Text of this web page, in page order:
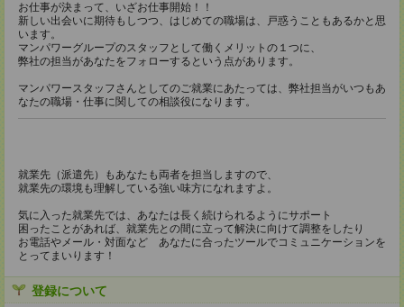
お仕事が決まって、いざお仕事開始！！
新しい出会いに期待もしつつ、はじめての職場は、戸惑うこともあるかと思
います。
マンパワーグループのスタッフとして働くメリットの１つに、
弊社の担当があなたをフォローするという点があります。
マンパワースタッフさんとしてのご就業にあたっては、弊社担当がいつもあ
なたの職場・仕事に関しての相談役になります。
就業先（派遣先）もあなたも両者を担当しますので、
就業先の環境も理解している強い味方になれますよ。
気に入った就業先では、あなたは長く続けられるようにサポート
困ったことがあれば、就業先との間に立って解決に向けて調整をしたり
お電話やメール・対面など あなたに合ったツールでコミュニケーションを
とってまいります！
登録について